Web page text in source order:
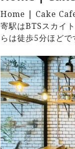
Home | Cake
寄駅はBTSスカイ
らは徒歩5分ほどで